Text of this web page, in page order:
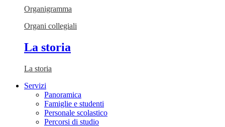
Organigramma
Organi collegiali
La storia
La storia
Servizi
Panoramica
Famiglie e studenti
Personale scolastico
Percorsi di studio